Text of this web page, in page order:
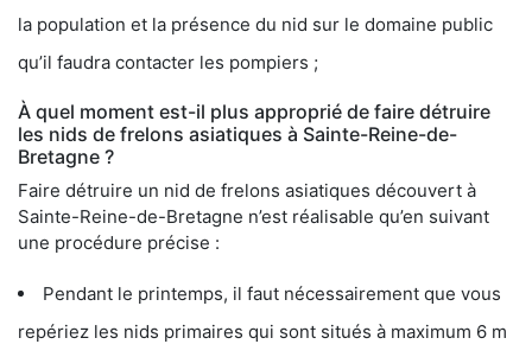
la population et la présence du nid sur le domaine public
qu’il faudra contacter les pompiers ;
À quel moment est-il plus approprié de faire détruire
les nids de frelons asiatiques à Sainte-Reine-de-
Bretagne ?
Faire détruire un nid de frelons asiatiques découvert à
Sainte-Reine-de-Bretagne n’est réalisable qu’en suivant
une procédure précise :
Pendant le printemps, il faut nécessairement que vous
repériez les nids primaires qui sont situés à maximum 6 m